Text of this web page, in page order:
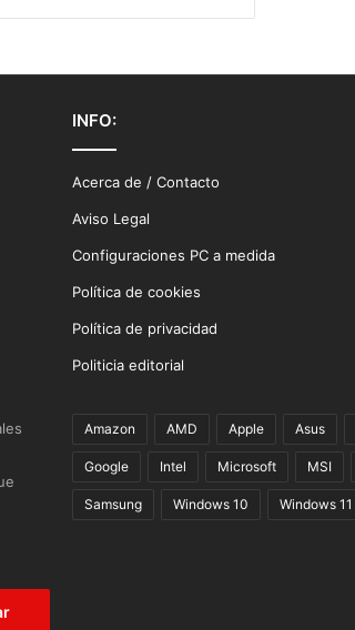
INFO:
Acerca de / Contacto
Aviso Legal
Configuraciones PC a medida
Política de cookies
Política de privacidad
Politicia editorial
Amazon AMD Apple Asus
Google Intel Microsoft MSI
Samsung Windows 10 Windows 11